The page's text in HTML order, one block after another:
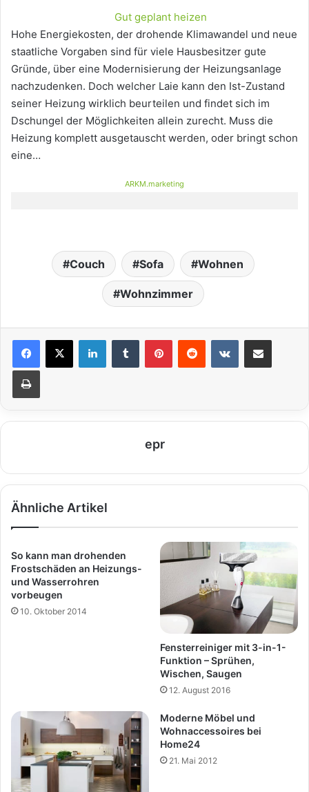
Gut geplant heizen
Hohe Energiekosten, der drohende Klimawandel und neue
staatliche Vorgaben sind für viele Hausbesitzer gute
Gründe, über eine Modernisierung der Heizungsanlage
nachzudenken. Doch welcher Laie kann den Ist-Zustand
seiner Heizung wirklich beurteilen und findet sich im
Dschungel der Möglichkeiten allein zurecht. Muss die
Heizung komplett ausgetauscht werden, oder bringt schon
eine…
ARKM.marketing
Couch Sofa Wohnen
Wohnzimmer
epr
Ähnliche Artikel
So kann man drohenden
Frostschäden an Heizungs-
und Wasserrohren
vorbeugen
10. Oktober 2014
Fensterreiniger mit 3-in-1-
Funktion – Sprühen,
Wischen, Saugen
12. August 2016
Moderne Möbel und
Wohnaccessoires bei
Home24
21. Mai 2012